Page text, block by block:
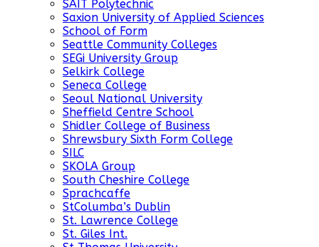
SAIT Polytechnic
Saxion University of Applied Sciences
School of Form
Seattle Community Colleges
SEGi University Group
Selkirk College
Seneca College
Seoul National University
Sheffield Centre School
Shidler College of Business
Shrewsbury Sixth Form College
SILC
SKOLA Group
South Cheshire College
Sprachcaffe
StColumba’s Dublin
St. Lawrence College
St. Giles Int.